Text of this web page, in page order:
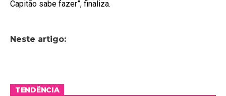
Capitão sabe fazer”, finaliza.
Neste artigo:
TENDÊNCIA